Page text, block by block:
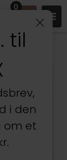
0
48%
til
i den
om et